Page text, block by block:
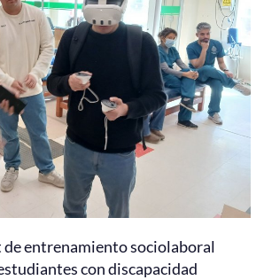
entrenamiento sociolaboral
con discapacidad